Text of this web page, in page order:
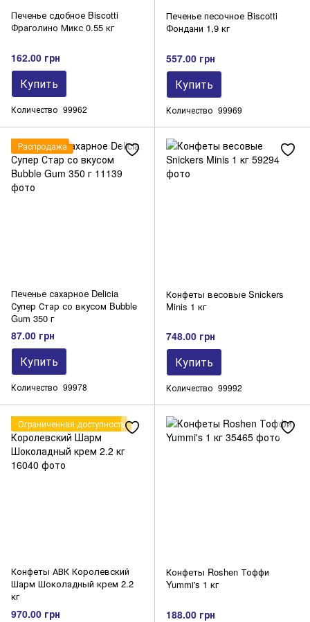
Печенье сдобное Biscotti
Фраголино Микс 0.55 кг
162.00 грн
Купить
Количество 99962
Печенье песочное Biscotti
Фондани 1,9 кг
557.00 грн
Купить
Количество 99969
Распродажа
Печенье сахарное Delicia
Супер Стар со вкусом Bubble
Gum 350 г
87.00 грн
Купить
Количество 99978
Конфеты весовые Snickers
Minis 1 кг
748.00 грн
Купить
Количество 99992
Ограниченная доступность
Конфеты АВК Королевский
Шарм Шоколадный крем 2.2
кг
970.00 грн
Конфеты Roshen Тоффи
Yummi's 1 кг
188.00 грн